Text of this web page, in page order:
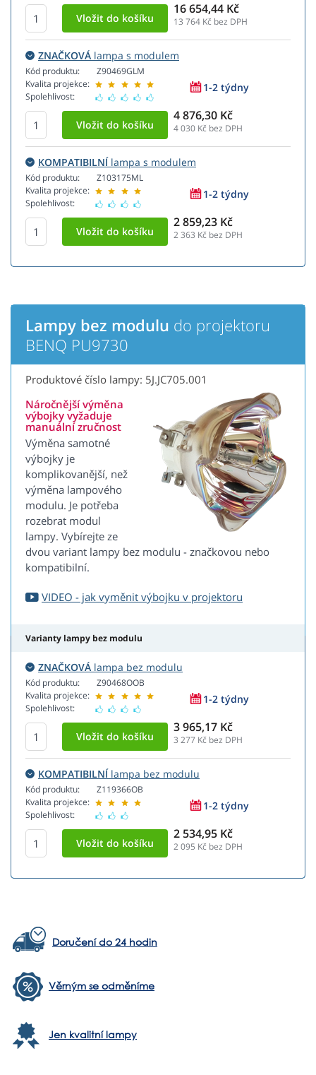
16 654,44 Kč
13 764 Kč bez DPH
ZNAČKOVÁ lampa s modulem
Kód produktu:
Kvalita projekce:
Spolehlivost:
Z90469GLM
1-2 týdny
4 876,30 Kč
4 030 Kč bez DPH
KOMPATIBILNÍlampa s modulem
Kód produktu:
Kvalita projekce:
Spolehlivost:
Z103175ML
1-2 týdny
2 859,23 Kč
2 363 Kč bez DPH
Lampy bez modulu do projektoru
BENQ PU9730
Produktové číslo lampy: 5J.JC705.001
Náročnější výměna
výbojky vyžaduje
manuální zručnost
Výměna samotné
výbojky je
komplikovanější, než
výměna lampového
modulu. Je potřeba
rozebrat modul
lampy. Vybírejte ze
dvou variant lampy bez modulu - značkovou nebo
kompatibilní.
VIDEO - jak vyměnit výbojku v projektoru
Varianty lampy bez modulu
ZNAČKOVÁ lampa bez modulu
Kód produktu:
Kvalita projekce:
Spolehlivost:
Z90468OOB
1-2 týdny
3 965,17 Kč
3 277 Kč bez DPH
KOMPATIBILNÍlampa bez modulu
Kód produktu:
Kvalita projekce:
Spolehlivost:
Z119366OB
1-2 týdny
2 534,95 Kč
2 095 Kč bez DPH
Doručení do 24 hodin
Věrným se odměníme
Jen kvalitní lampy